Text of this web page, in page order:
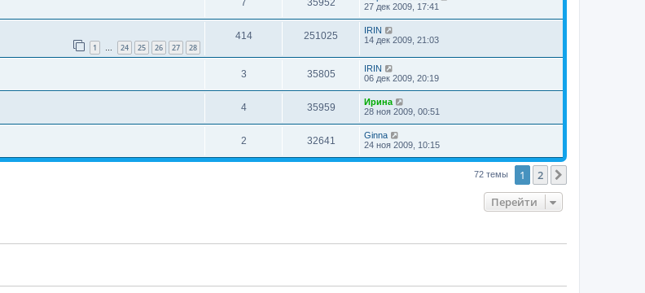
7 35952
27 дек 2009, 17:41
1 … 24 25 26 27 28
414 251025
IRIN
14 дек 2009, 21:03
3 35805
IRIN
06 дек 2009, 20:19
4 35959
Ирина
28 ноя 2009, 00:51
2 32641
Ginna
24 ноя 2009, 10:15
72 темы 1 2
Перейти